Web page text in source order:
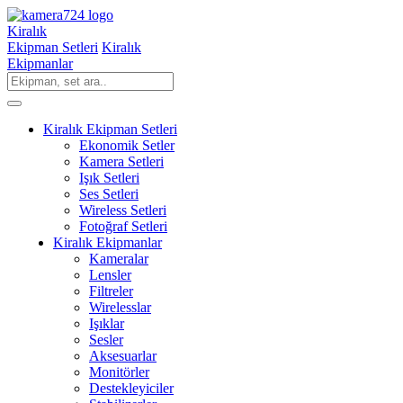
Kiralık
Ekipman Setleri Kiralık
Ekipmanlar
Kiralık Ekipman Setleri
Ekonomik Setler
Kamera Setleri
Işık Setleri
Ses Setleri
Wireless Setleri
Fotoğraf Setleri
Kiralık Ekipmanlar
Kameralar
Lensler
Filtreler
Wirelesslar
Işıklar
Sesler
Aksesuarlar
Monitörler
Destekleyiciler